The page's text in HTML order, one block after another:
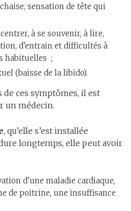
sensation de tête qui
à se souvenir, à lire,
d’entrain et difficultés à
habituelles ;
(baisse de la libido).
ces symptômes, il est
un médecin.
, qu’elle s’est installée
longtemps, elle peut avoir
d’une maladie cardiaque,
de poitrine, une insuffisance